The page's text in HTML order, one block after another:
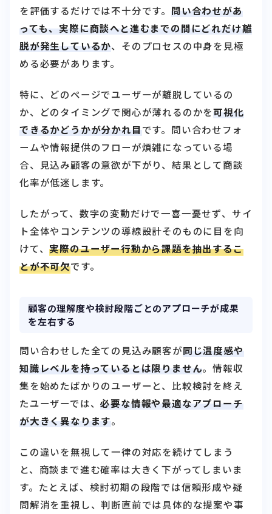
を評価するだけでは不十分です。 問い合わせがあ
っても、実際に商談へと進むまでの間にどれだけ離
脱が発生しているか、そのプロセスの中身を見極
める必要があります。
特に、どのページでユーザーが離脱しているの
か、どのタイミングで関心が薄れるのかを可視化
できるかどうかが分かれ目です。問い合わせフォ
ームや情報提供のフローが煩雑になっている場
合、見込み顧客の意欲が下がり、結果として商談
化率が低迷します。
したがって、数字の変動だけで一喜一憂せず、サイ
ト全体やコンテンツの導線設計そのものに目を向
けて、実際のユーザー行動から課題を抽出するこ
とが不可欠です。
顧客の理解度や検討段階ごとのアプローチが成果
を左右する
問い合わせした全ての見込み顧客が同じ温度感や
知識レベルを持っているとは限りません。情報収
集を始めたばかりのユーザーと、比較検討を終え
たユーザーでは、必要な情報や最適なアプローチ
が大きく異なります。
この違いを無視して一律の対応を続けてしまう
と、商談まで進む確率は大きく下がってしまいま
す。たとえば、検討初期の段階では信頼形成や疑
問解消を重視し、判断直前では具体的な提案や事